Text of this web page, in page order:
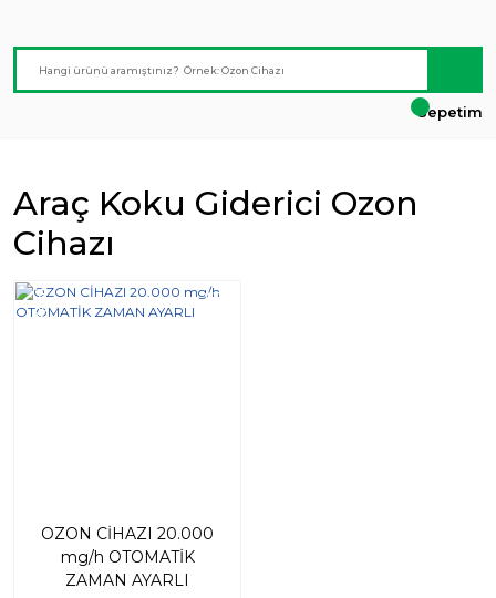
Sepetim
Araç Koku Giderici Ozon
Cihazı
Yeni
OZON CİHAZI 20.000
mg/h OTOMATİK
ZAMAN AYARLI
%10